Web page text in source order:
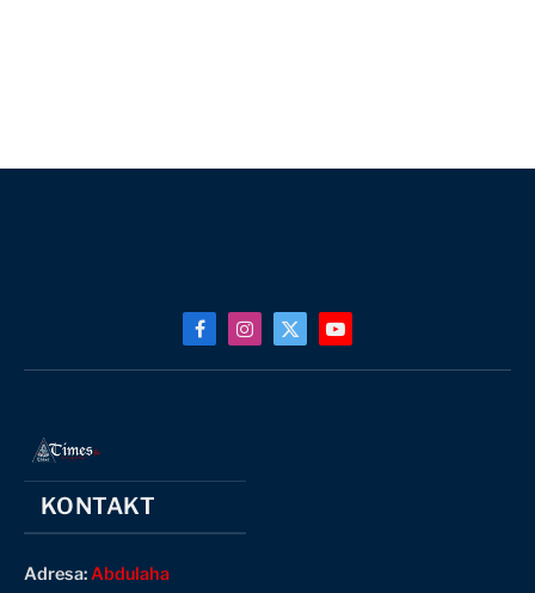
FacebookInstagram
X
(Twitter)
YouTube
KONTAKT
Adresa:Abdulaha